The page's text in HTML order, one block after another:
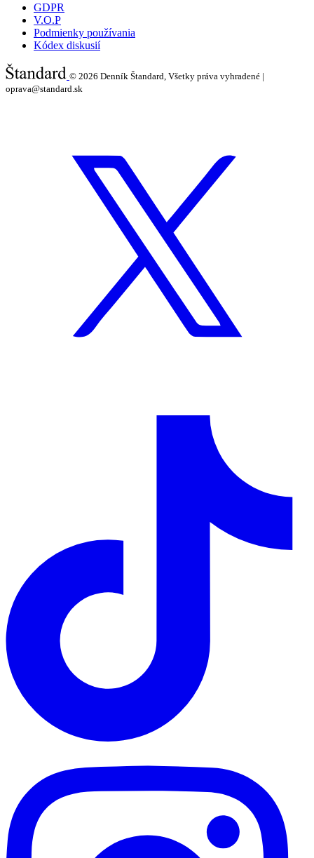
GDPR
V.O.P
Podmienky používania
Kódex diskusií
© 2026 Denník Štandard, Všetky práva vyhradené |
oprava@standard.sk